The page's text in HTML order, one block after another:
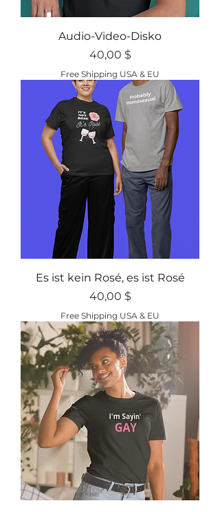
Audio-Video-Disko
Preis
40,00 $
Free Shipping USA & EU
Es ist kein Rosé, es ist Rosé
Preis
40,00 $
Free Shipping USA & EU